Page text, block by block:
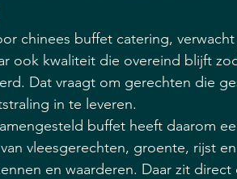
chinees buffet catering,
ook kwaliteit die overeind blijft
Dat vraagt om gerechten die
in te leveren.
buffet heeft daarom
vleesgerechten, groente, rijst
en waarderen. Daar zit